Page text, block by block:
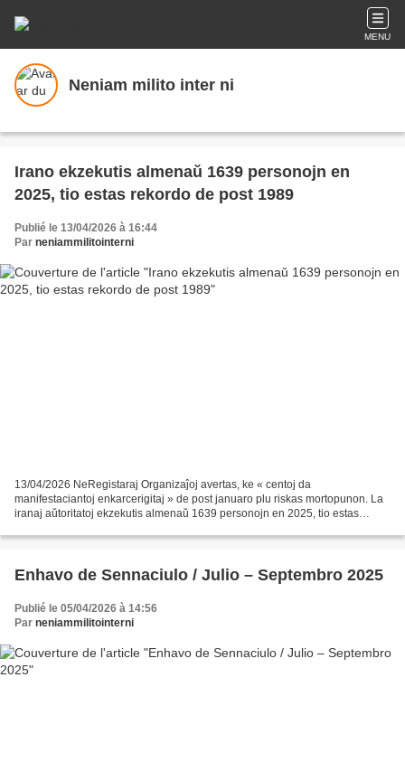
MENU
Neniam milito inter ni
Irano ekzekutis almenaŭ 1639 personojn en
2025, tio estas rekordo de post 1989
Publié le 13/04/2026 à 16:44
Par neniammilitointerni
13/04/2026 NeRegistaraj Organizaĵoj avertas, ke « centoj da
manifestaciantoj enkarcerigitaj » de post januaro plu riskas mortopunon. La
iranaj aŭtoritatoj ekzekutis almenaŭ 1639 personojn en 2025, tio estas
Enhavo de Sennaciulo / Julio – Septembro 2025
Publié le 05/04/2026 à 14:56
Par neniammilitointerni